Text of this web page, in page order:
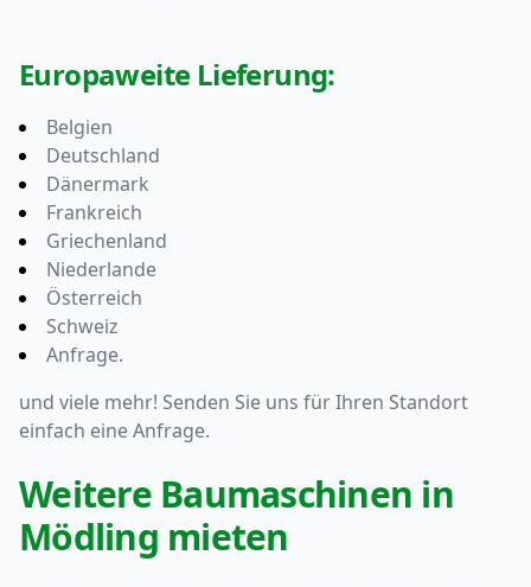
Europaweite Lieferung:
Belgien
Deutschland
Dänermark
Frankreich
Griechenland
Niederlande
Österreich
Schweiz
Anfrage.
und viele mehr! Senden Sie uns für Ihren Standort
einfach eineAnfrage.
Weitere Baumaschinen in
Mödling mieten